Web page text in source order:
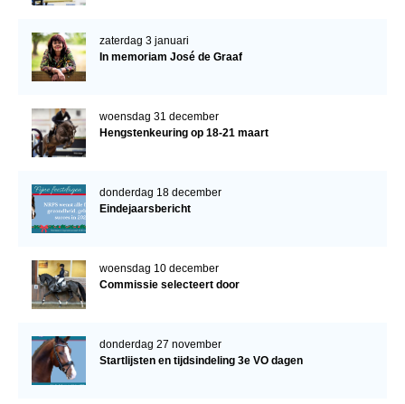
zaterdag 3 januari
In memoriam José de Graaf
woensdag 31 december
Hengstenkeuring op 18-21 maart
donderdag 18 december
Eindejaarsbericht
woensdag 10 december
Commissie selecteert door
donderdag 27 november
Startlijsten en tijdsindeling 3e VO dagen